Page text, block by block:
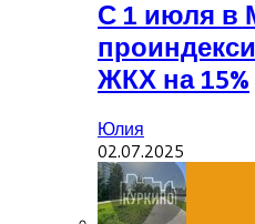
С 1 июля в
ЖКХ на 15%
Юлия
02.07.2025